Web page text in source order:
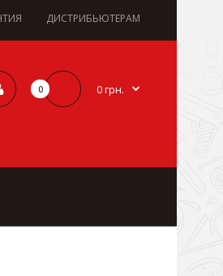
ДИСТРИБЬЮТЕРАМ
0 0 грн.